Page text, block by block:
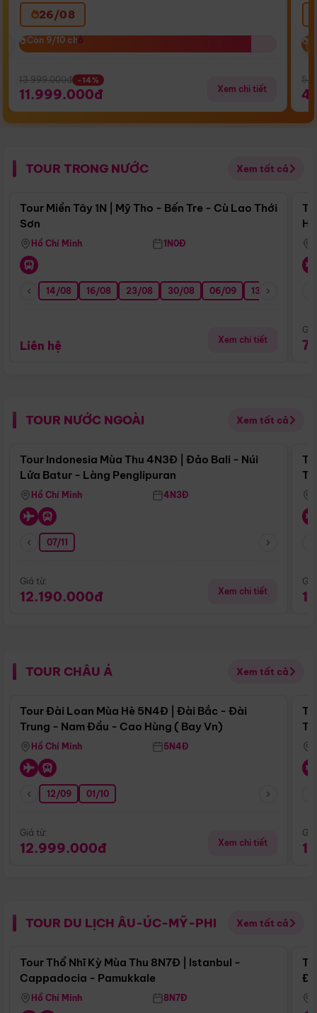
26/08
Còn 9/10 chỗ
Còn 9/10 chỗ
13.999.000đ -14%
11.999.000đ Xem chi tiết
TOUR TRONG NƯỚC Xem tất cả
Điểm nổi bật
Tour Miền Tây 1N | Mỹ Tho - Bến Tre - Cù Lao Thới
Sơn
Hồ Chí Minh 1N0Đ
14/08 16/08 23/08 30/08 06/09 13/09
Liên hệ Xem chi tiết
TOUR NƯỚC NGOÀI Xem tất cả
Điểm nổi bật
Tour Indonesia Mùa Thu 4N3Đ | Đảo Bali - Núi
Lửa Batur - Làng Penglipuran
Hồ Chí Minh 4N3Đ
07/11
Giá từ:
12.190.000đ Xem chi tiết
TOUR CHÂU Á Xem tất cả
Điểm nổi bật
Tour Đài Loan Mùa Hè 5N4Đ | Đài Bắc - Đài
Trung - Nam Đầu - Cao Hùng ( Bay Vn)
Hồ Chí Minh 5N4Đ
12/09 01/10
Giá từ:
12.999.000đ Xem chi tiết
TOUR DU LỊCH ÂU-ÚC-MỸ-PHI Xem tất cả
Điểm nổi bật
Tour Thổ Nhĩ Kỳ Mùa Thu 8N7Đ | Istanbul -
Cappadocia - Pamukkale
Hồ Chí Minh 8N7Đ